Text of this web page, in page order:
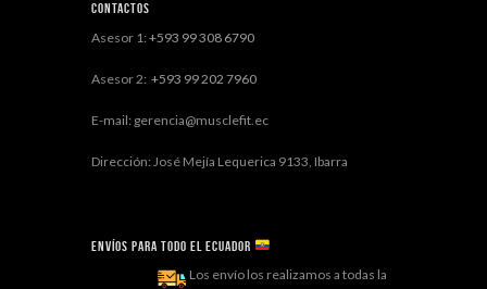
Contactos
Asesor 1: +593 99 308 6790
Asesor 2: +593 99 202 7960
E-mail: gerencia@musclefit.ec
Dirección: José Mejía Lequerica 9133, Ibarra
Envíos para todo el ECUADOR
Los envío los realizamos a todas la